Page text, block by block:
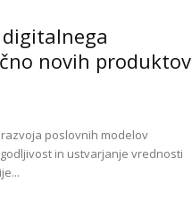
novih produktov
poslovnih modelov
in ustvarjanje vrednosti